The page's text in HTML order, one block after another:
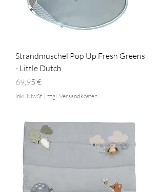
Strandmuschel Pop Up Fresh Greens
- Little Dutch
Preis
69,95 €
inkl. MwSt. | zzgl. Versandkosten